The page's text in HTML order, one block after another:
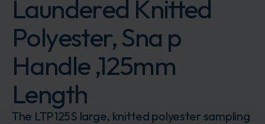
Laundered Knitted
Polyester, Sna p
Handle ,125mm
Length
The LTP125S large, knitted polyester sampling